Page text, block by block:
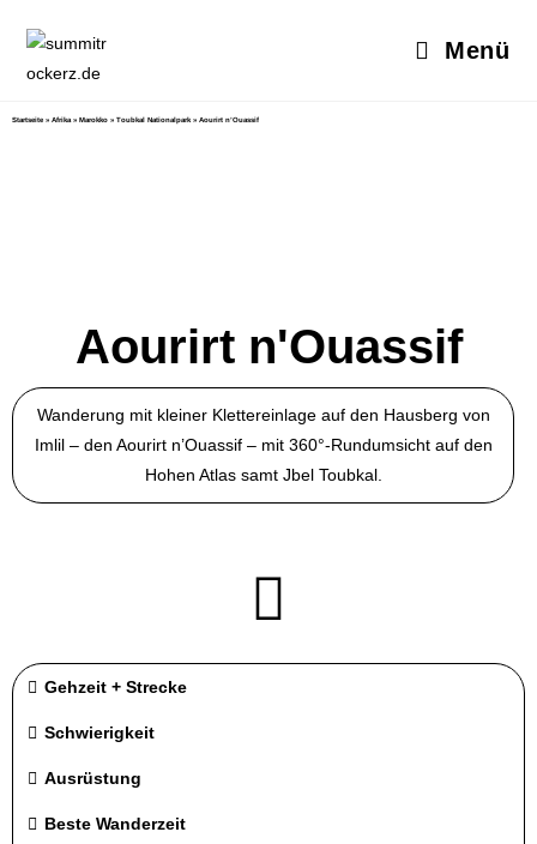
Menü
Startseite » Afrika » Marokko » Toubkal Nationalpark » Aourirt n’Ouassif
Aourirt n'Ouassif
Wanderung mit kleiner Klettereinlage auf den Hausberg von
Imlil – den Aourirt n’Ouassif – mit 360°-Rundumsicht auf den
Hohen Atlas samt Jbel Toubkal.
Gehzeit + Strecke
Schwierigkeit
Ausrüstung
Beste Wanderzeit